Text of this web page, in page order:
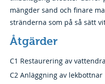
mängder sand och finare
stränderna som på så sätt
Åtgärder
​C1 Restaurering av
C2 Anläggning av lekbottnar